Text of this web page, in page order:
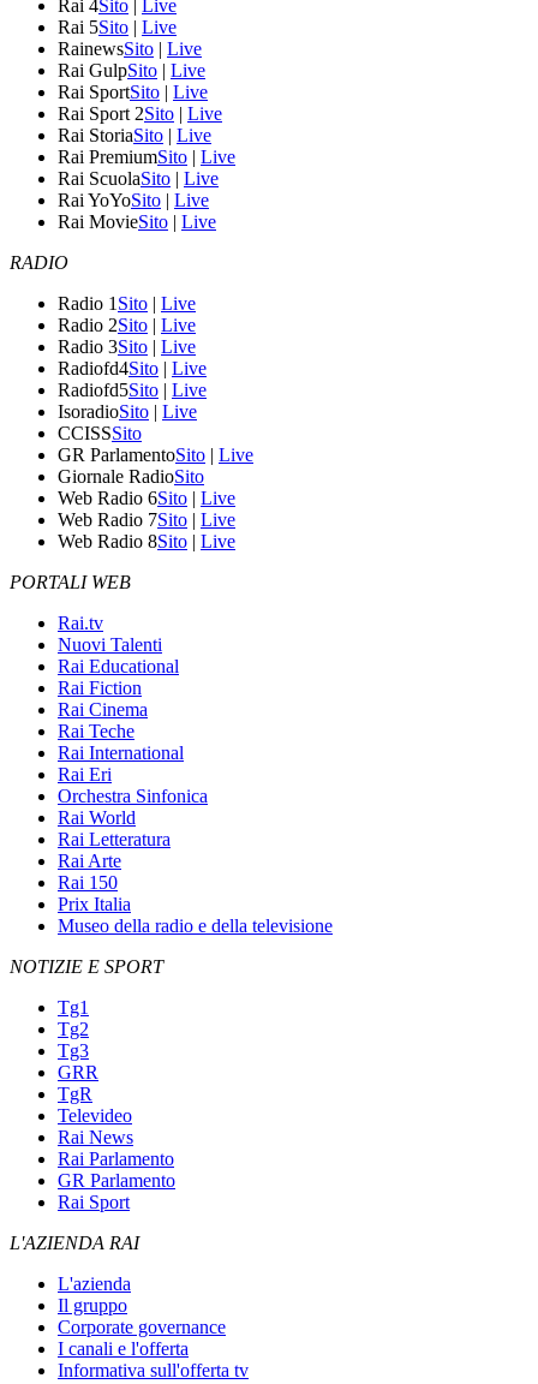
Rai 4Sito | Live
Rai 5Sito | Live
RainewsSito | Live
Rai GulpSito | Live
Rai SportSito | Live
Rai Sport 2Sito | Live
Rai StoriaSito | Live
Rai PremiumSito | Live
Rai ScuolaSito | Live
Rai YoYoSito | Live
Rai MovieSito | Live
RADIO
Radio 1 Sito | Live
Radio 2Sito | Live
Radio 3Sito | Live
Radiofd4Sito | Live
Radiofd5Sito | Live
IsoradioSito | Live
CCISSSito
GR ParlamentoSito | Live
Giornale RadioSito
Web Radio 6Sito | Live
Web Radio 7Sito | Live
Web Radio 8Sito | Live
PORTALI WEB
Rai.tv
Nuovi Talenti
Rai Educational
Rai Fiction
Rai Cinema
Rai Teche
Rai International
Rai Eri
Orchestra Sinfonica
Rai World
Rai Letteratura
Rai Arte
Rai 150
Prix Italia
Museo della radio e della televisione
NOTIZIE E SPORT
Tg1
Tg2
Tg3
GRR
TgR
Televideo
Rai News
Rai Parlamento
GR Parlamento
Rai Sport
L'AZIENDA RAI
L'azienda
Il gruppo
Corporate governance
I canali e l'offerta
Informativa sull'offerta tv